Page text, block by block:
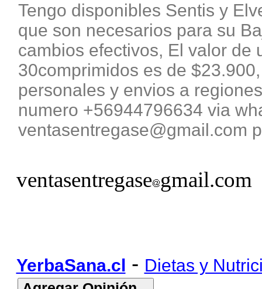
Tengo disponibles Sentis y
que son necesarios para su
cambios efectivos, El valor de
30comprimidos es de
personales y envios a
numero +56944796634 via
ventasentregase@gmail.com
ventasentregase gmail.com
YerbaSana.cl - Dietas y